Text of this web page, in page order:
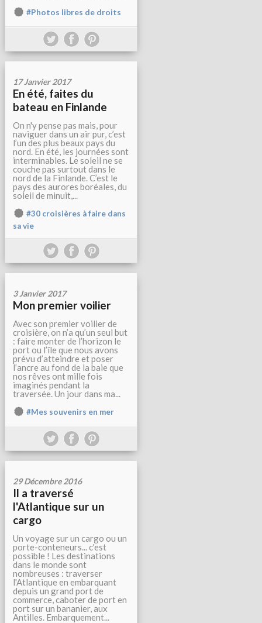
#Photos libres de droits
17 Janvier 2017
En été, faites du
bateau en Finlande
On n'y pense pas mais, pour
naviguer dans un air pur, c’est
l’un des plus beaux pays du
nord. En été, les journées sont
interminables. Le soleil ne se
couche pas surtout dans le
nord de la Finlande. C’est le
pays des aurores boréales, du
soleil de minuit,...
#30 croisières à faire dans
sa vie
3 Janvier 2017
Mon premier voilier
Avec son premier voilier de
croisière, on n’a qu’un seul but
: faire monter de l’horizon le
port ou l’île que nous avons
prévu d’atteindre et poser
l’ancre au fond de la baie que
nos rêves ont mille fois
imaginés pendant la
traversée. Un jour dans ma...
#Mes souvenirs en mer
29 Décembre 2016
Il a traversé
l'Atlantique sur un
cargo
Un voyage sur un cargo ou un
porte-conteneurs... c'est
possible ! Les destinations
dans le monde sont
nombreuses : traverser
l'Atlantique en embarquant
depuis un grand port de
commerce, caboter de port en
port sur un bananier, aux
Antilles. Embarquement...